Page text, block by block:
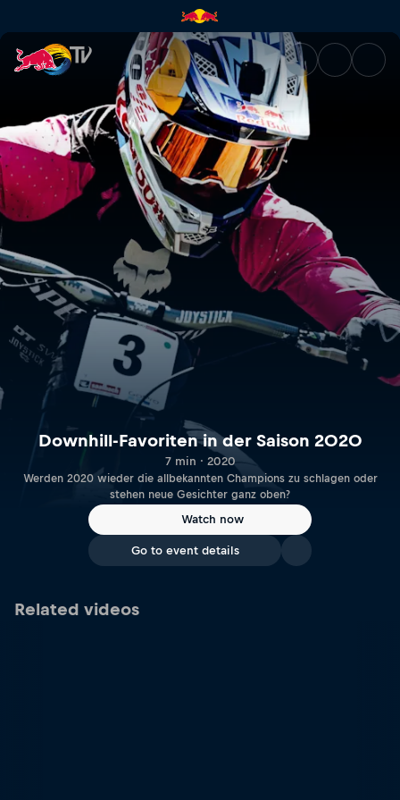
Downhill riders to watch in
Downhill-Favoriten in der Saison 2020
7 min · 2020
Werden 2020 wieder die allbekannten Champions zu schlagen oder
stehen neue Gesichter ganz oben?
Watch now
Go to event details
Related videos